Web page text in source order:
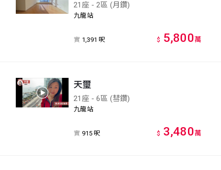
21座 - 2區 (月鑽)
九龍站
實 1,391 呎 $ 5,800萬
天璽
21座 - 6區 (彗鑽)
九龍站
實 915 呎 $ 3,480萬